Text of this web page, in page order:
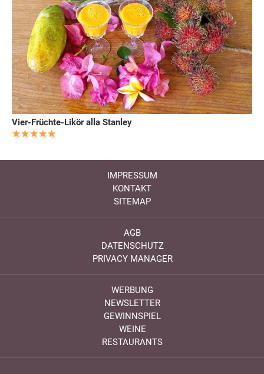
Vier-Früchte-Likör alla Stanley
IMPRESSUM
KONTAKT
SITEMAP
AGB
DATENSCHUTZ
PRIVACY MANAGER
WERBUNG
NEWSLETTER
GEWINNSPIEL
WEINE
RESTAURANTS